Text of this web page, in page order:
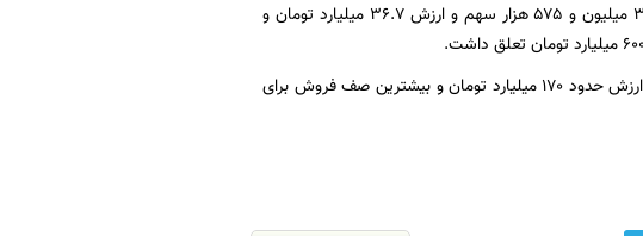
در بورس تهران، بیشترین صف خرید در معاملات امروز به نماد «پتایر» با تقاضای ۳ میلیون و ۵۷۵ هزار سهم و ارزش ۳۶.۷ میلیارد تومان و
در فرابورس نیز بیشترین صف خرید برای نماد بپیوند با تقاضای ۸۱ میلیون سهم به ارزش حدود ۱۷۰ میلیارد تومان و بیشترین صف فروش برای